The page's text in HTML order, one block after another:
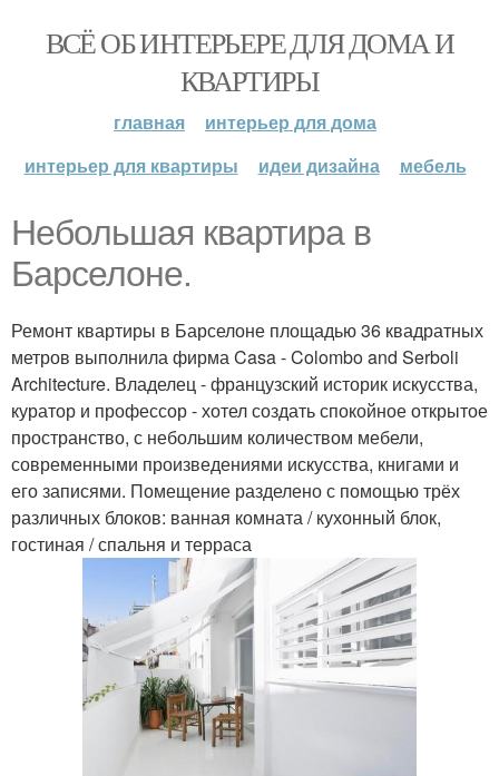
ВСЁ ОБ ИНТЕРЬЕРЕ ДЛЯ ДОМА И
КВАРТИРЫ
главная
интерьер для дома
интерьер для квартиры
идеи дизайна мебель
Небольшая квартира в
Барселоне.
Ремонт квартиры в Барселоне площадью 36 квадратных
метров выполнила фирма Casa - Colombo and Serboli
Architecture. Владелец - французский историк искусства,
куратор и профессор - хотел создать спокойное открытое
пространство, с небольшим количеством мебели,
современными произведениями искусства, книгами и
его записями. Помещение разделено с помощью трёх
различных блоков: ванная комната / кухонный блок,
гостиная / спальня и терраса